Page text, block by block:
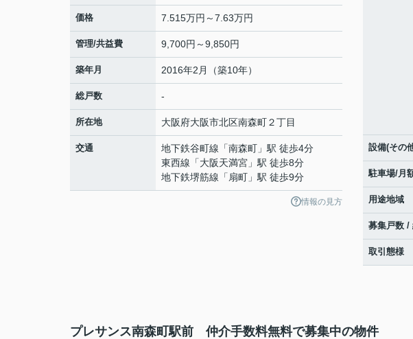
価格 7.515万円～7.63万円
管理/共益費 9,700円～9,850円
築年月 2016年2月（築10年）
総戸数 -
所在地 大阪府大阪市北区南森町２丁目
交通 地下鉄谷町線 「南森町 」駅 徒歩4分
東西線 「大阪天満宮 」駅 徒歩8分
地下鉄堺筋線 「 扇町 」駅 徒歩9分
情報の見方
設備(その
駐車場/月
用途地域
募集戸数 /
取引態様
プレサンス南森町駅前 仲介手数料無料で募集中の物件